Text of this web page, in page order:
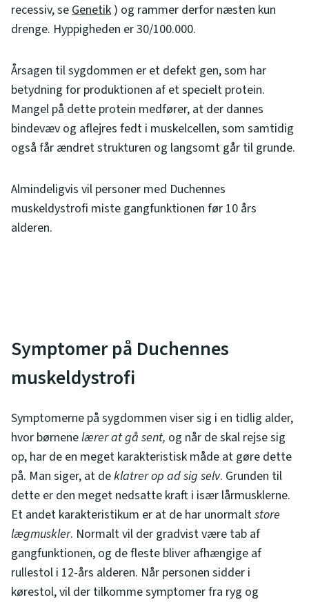
recessiv, se Genetik ) og rammer derfor næsten kun
drenge. Hyppigheden er 30/100.000.
Årsagen til sygdommen er et defekt gen, som har
betydning for produktionen af et specielt protein.
Mangel på dette protein medfører, at der dannes
bindevæv og aflejres fedt i muskelcellen, som samtidig
også får ændret strukturen og langsomt går til grunde.
Almindeligvis vil personer med Duchennes
muskeldystrofi miste gangfunktionen før 10 års
alderen.
Symptomer på Duchennes
muskeldystrofi
Symptomerne på sygdommen viser sig i en tidlig alder,
hvor børnenelærer at gå sent, og når de skal rejse sig
op, har de en meget karakteristisk måde at gøre dette
på. Man siger, at deklatrer op ad sig selv. Grunden til
dette er den meget nedsatte kraft i især lårmusklerne.
Et andet karakteristikum er at de har unormaltstore
lægmuskler. Normalt vil der gradvist være tab af
gangfunktionen, og de fleste bliver afhængige af
rullestol i 12-års alderen. Når personen sidder i
kørestol, vil der tilkomme symptomer fra ryg og